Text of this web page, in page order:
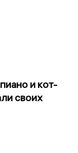
и кот-
своих